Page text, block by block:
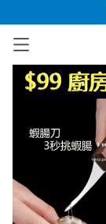
已加入購物車